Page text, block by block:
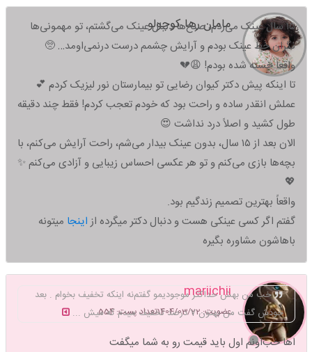
مامان رها کوچولو
۱۵ سال عینک می‌زدم، صبح‌ها دنبال عینک می‌گشتم، تو مهمونی‌ها
نگران خط عینک بودم و آرایش چشمم درست درنمی‌اومد… 🥺
واقعاً خسته شده بودم! 😩💔
تا اینکه پیش دکتر کیوان رضایی تو بیمارستان نور لیزیک کردم 💕
عملش انقدر ساده و راحت بود که خودم تعجب کردم! فقط چند دقیقه
طول کشید و اصلاً درد نداشت 😍
الان بعد از ۱۵ سال، بدون عینک بیدار می‌شم، راحت آرایش می‌کنم، با
بچه‌ها بازی می‌کنم و تو هر عکسی احساس زیبایی و آزادی می‌کنم ✨
💖
واقعاً بهترین تصمیم زندگیم بود.
گفتم اگر کسی عینکی هست و دنبال دکتر میگرده از اینجا میتونه
باهاشون مشاوره بگیره
mariichii
عضویت: 1404/03/22 تعداد پست: 554
خب من بهش حداکثر موجودیمو گفتم‌نه اینکه تخفیف بخوام . بعد
خودش گفت من بهتون 7 درصد تخفیف میدم که میش ...
اها خب‌اونم اول باید قیمت رو به شما میگفت